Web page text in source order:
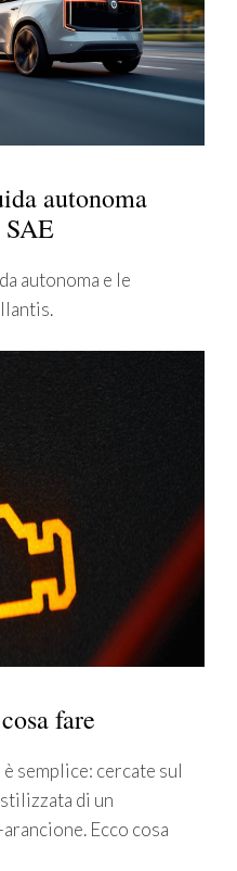
autonoma
SAE
autonoma e le
fare
semplice: cercate sul
di un
Ecco cosa